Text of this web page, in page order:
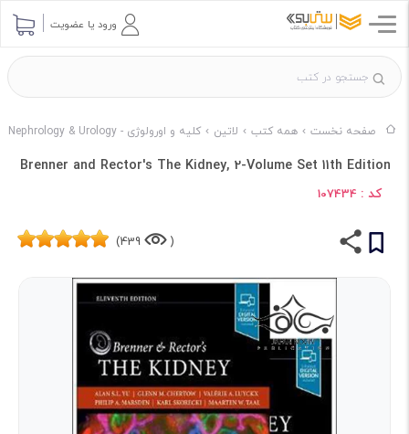
ورود یا عضویت
صفحه نخست همه کتب لاتین کلیه و اورولوژی - Nephrology & Urology
Brenner and Rector's The Kidney, 2-Volume Set 11th Edition
کد : 107434
(
439)